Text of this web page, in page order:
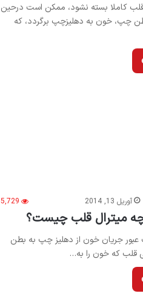
قلب کاملا بسته نشود، ممکن است درحین
چپ، خون به دهلیزچپ برگردد، که
آوریل 13, 2014 5,729
میترال قلب چیست؟
عبور جریان خون از دهلیز چپ به بطن
قلب که خون را به…